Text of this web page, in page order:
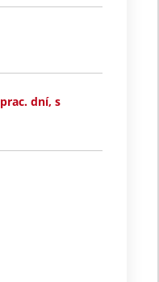
dní, s